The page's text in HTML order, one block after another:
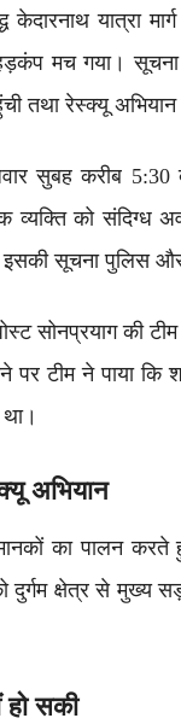
केदारनाथ यात्रा
मच गया।
तथा रेस्क्यू
सुबह करीब 5:30
व्यक्ति को संदिग्ध
सूचना पुलिस
सोनप्रयाग की
पर टीम ने पाया कि
अभियान
का पालन
क्षेत्र से मुख्य
सकी